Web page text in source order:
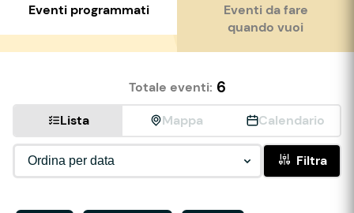
Eventi programmati
Eventi da fare
quando vuoi
Totale eventi: 6
Lista Mappa Calendario
Filtra